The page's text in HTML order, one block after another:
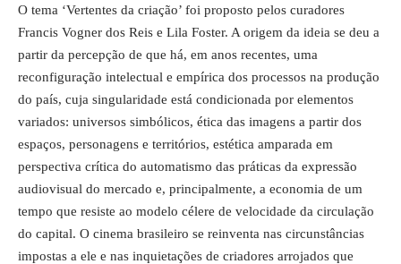
O tema ‘Vertentes da criação’ foi proposto pelos curadores
Francis Vogner dos Reis e Lila Foster. A origem da ideia se deu a
partir da percepção de que há, em anos recentes, uma
reconfiguração intelectual e empírica dos processos na produção
do país, cuja singularidade está condicionada por elementos
variados: universos simbólicos, ética das imagens a partir dos
espaços, personagens e territórios, estética amparada em
perspectiva crítica do automatismo das práticas da expressão
audiovisual do mercado e, principalmente, a economia de um
tempo que resiste ao modelo célere de velocidade da circulação
do capital. O cinema brasileiro se reinventa nas circunstâncias
impostas a ele e nas inquietações de criadores arrojados que